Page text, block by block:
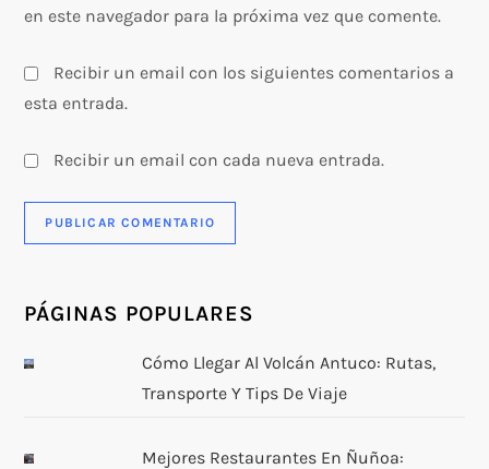
s
en este navegador para la próxima vez que comente.
Recibir un email con los siguientes comentarios a
esta entrada.
Recibir un email con cada nueva entrada.
PÁGINAS POPULARES
Cómo Llegar Al Volcán Antuco: Rutas,
Transporte Y Tips De Viaje
Mejores Restaurantes En Ñuñoa: